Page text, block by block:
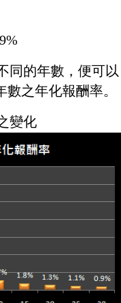
同的年數，便可以
之年化報酬率。
變化